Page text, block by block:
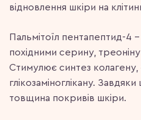
відновлення шкіри на
Пальмітоїл пентапептид-4
похідними серину,
Стимулює синтез колагену,
глікозаміноглікану.
товщина покривів шкіри.